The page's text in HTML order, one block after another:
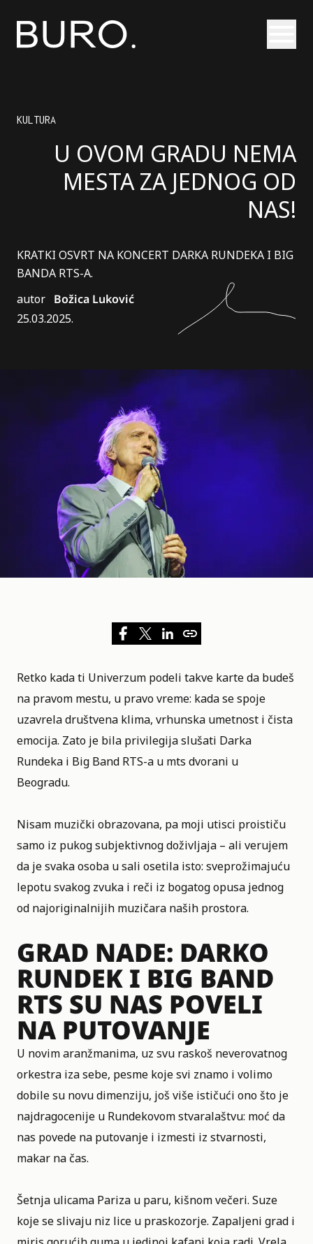
KULTURA
U OVOM GRADU NEMA
MESTA ZA JEDNOG OD
NAS!
KRATKI OSVRT NA KONCERT DARKA RUNDEKA I BIG
BANDA RTS-A.
autor Božica Luković
25.03.2025.
Retko kada ti Univerzum podeli takve karte da budeš
na pravom mestu, u pravo vreme: kada se spoje
uzavrela društvena klima, vrhunska umetnost i čista
emocija. Zato je bila privilegija slušati Darka
Rundeka i Big Band RTS-a u mts dvorani u
Beogradu.
Nisam muzički obrazovana, pa moji utisci proističu
samo iz pukog subjektivnog doživljaja – ali verujem
da je svaka osoba u sali osetila isto: sveprožimajuću
lepotu svakog zvuka i reči iz bogatog opusa jednog
od najoriginalnijih muzičara naših prostora.
GRAD NADE: DARKO
RUNDEK I BIG BAND
RTS SU NAS POVELI
NA PUTOVANJE
U novim aranžmanima, uz svu raskoš neverovatnog
orkestra iza sebe, pesme koje svi znamo i volimo
dobile su novu dimenziju, još više ističući ono što je
najdragocenije u Rundekovom stvaralaštvu: moć da
nas povede na putovanje i izmesti iz stvarnosti,
makar na čas.
Šetnja ulicama Pariza u paru, kišnom večeri. Suze
koje se slivaju niz lice u praskozorje. Zapaljeni grad i